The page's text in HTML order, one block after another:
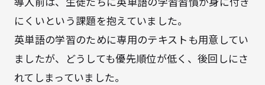
にくいという課題を抱えていました。
英単語の学習のために専用のテキストも用意してい
ましたが、どうしても優先順位が低く、後回しにさ
れてしまっていました。